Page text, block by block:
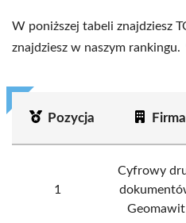
W poniższej tabeli znajdziesz
znajdziesz w naszym rankingu.
Pozycja Firma
1
Cyfrowy
Geomawit